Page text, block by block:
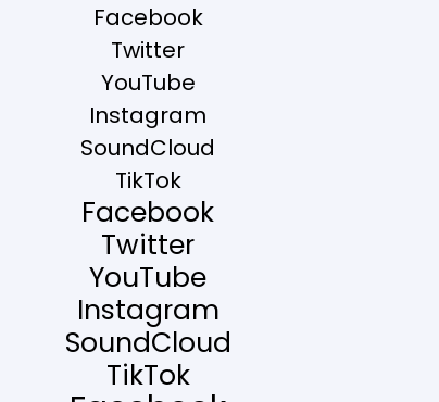
Facebook
Twitter
YouTube
Instagram
SoundCloud
TikTok
Facebook
Twitter
YouTube
Instagram
SoundCloud
TikTok